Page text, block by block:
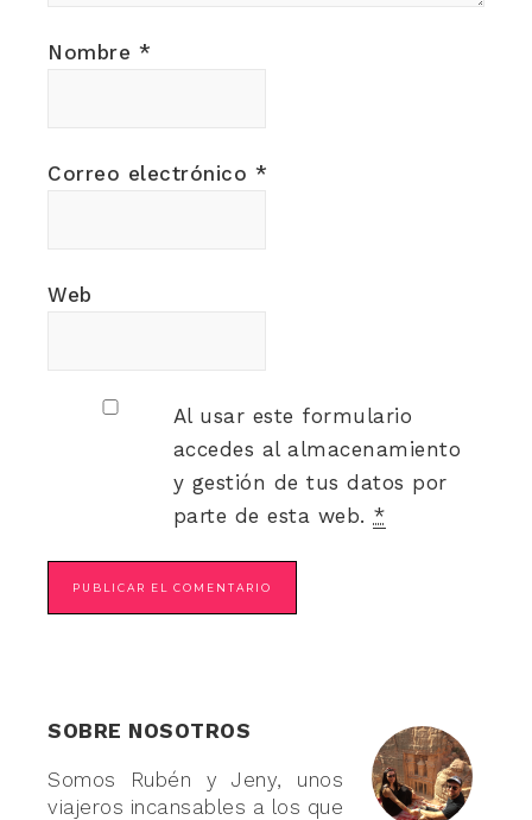
Nombre *
Correo electrónico *
Web
Al usar este formulario
accedes al almacenamiento
y gestión de tus datos por
parte de esta web. *
SOBRE NOSOTROS
Somos Rubén y Jeny, unos
viajeros incansables a los que